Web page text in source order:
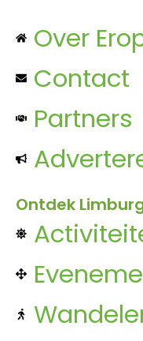
Over
Contact
Partners
Ontdek